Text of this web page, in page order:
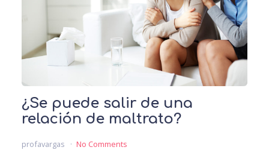
¿Se puede salir de una
relación de maltrato?
profavargas No Comments